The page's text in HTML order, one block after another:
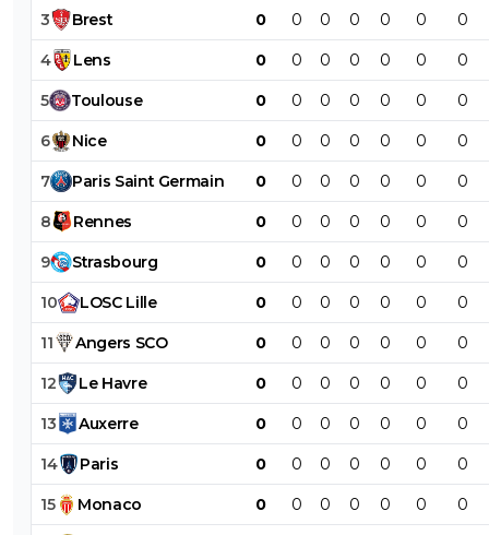
3 Brest 0 0 0 0 0 0 0
4 Lens 0 0 0 0 0 0 0
5 Toulouse 0 0 0 0 0 0 0
6 Nice 0 0 0 0 0 0 0
7 Paris Saint Germain 0 0 0 0 0 0 0
8 Rennes 0 0 0 0 0 0 0
9 Strasbourg 0 0 0 0 0 0 0
10 LOSC Lille 0 0 0 0 0 0 0
11 Angers SCO 0 0 0 0 0 0 0
12 Le Havre 0 0 0 0 0 0 0
13 Auxerre 0 0 0 0 0 0 0
14 Paris 0 0 0 0 0 0 0
15 Monaco 0 0 0 0 0 0 0